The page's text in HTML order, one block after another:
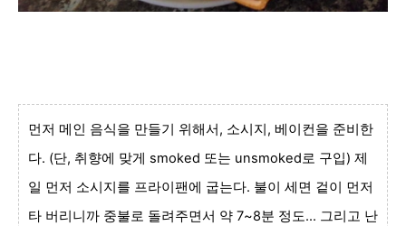
먼저 메인 음식을 만들기 위해서, 소시지, 베이컨을 준비한
다. (단, 취향에 맞게 smoked 또는 unsmoked로 구입) 제
일 먼저 소시지를 프라이팬에 굽는다. 불이 세면 겉이 먼저
타 버리니까 중불로 돌려주면서 약 7~8분 정도... 그리고 난